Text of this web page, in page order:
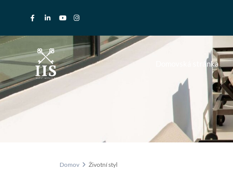
Domovská stránka
Domov Životní styl